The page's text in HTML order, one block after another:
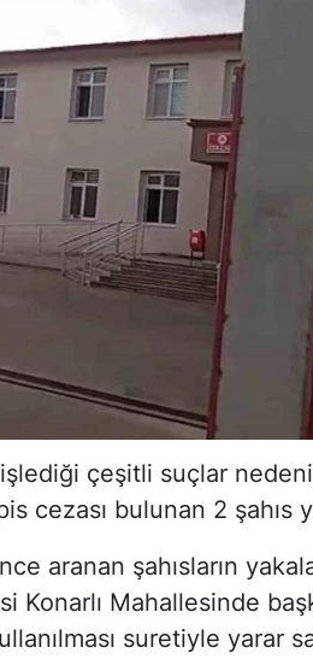
çeşitli suçlar
cezası bulunan 2 şahıs
aranan şahısların
Konarlı Mahallesinde
suretiyle yarar